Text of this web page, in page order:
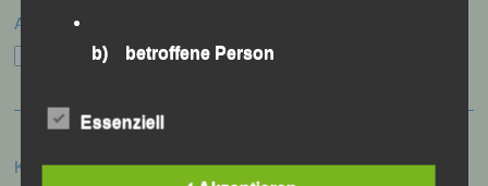
Archiv
Archiv
Kategorien
b) betroffene Person
identifizierbare natürliche Person, deren
Verarbeitung Verantwortlichen verarbeitet
Essenziell